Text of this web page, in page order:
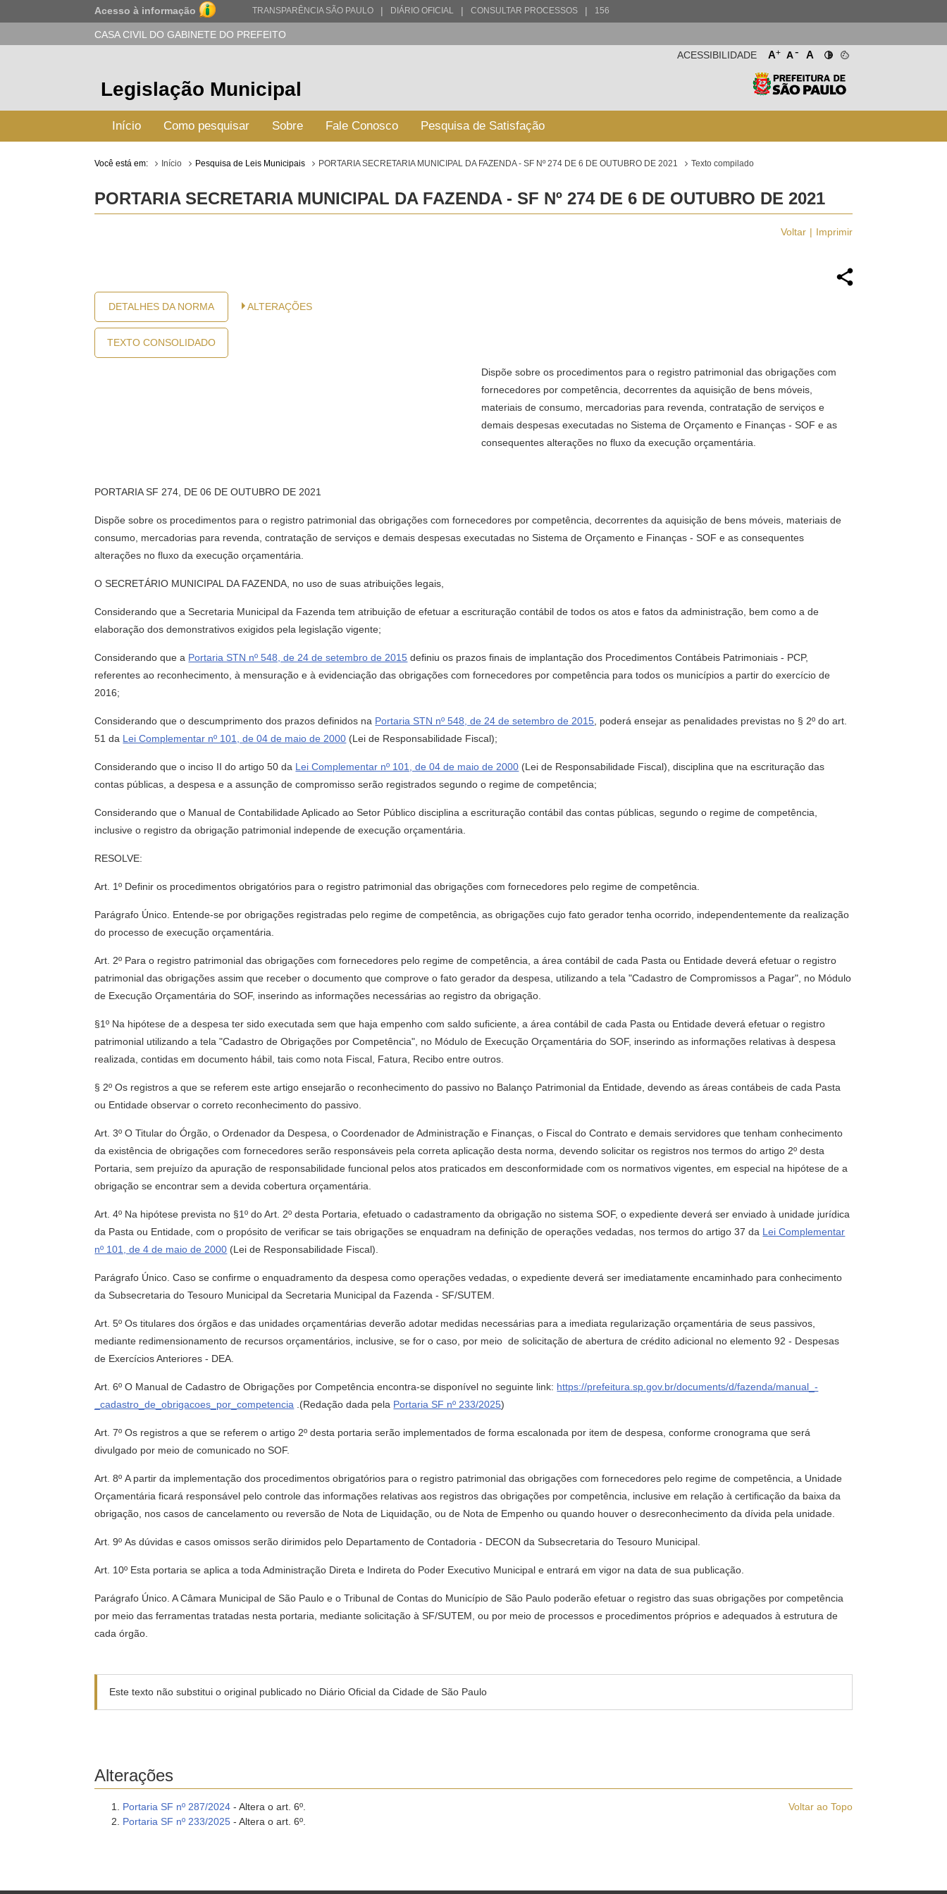
Acesso à informação TRANSPARÊNCIA SÃO PAULO | DIÁRIO OFICIAL | CONSULTAR PROCESSOS | 156
CASA CIVIL DO GABINETE DO PREFEITO
A+ A- A
ACESSIBILIDADE
Legislação Municipal
Início Como pesquisar Sobre Fale Conosco Pesquisa de Satisfação
Você está em: Início Pesquisa de Leis Municipais PORTARIA SECRETARIA MUNICIPAL DA FAZENDA - SF Nº 274 DE 6 DE OUTUBRO DE 2021 Texto compilado
PORTARIA SECRETARIA MUNICIPAL DA FAZENDA - SF Nº 274 DE 6 DE OUTUBRO DE 2021
Voltar Imprimir
DETALHES DA NORMA
TEXTO CONSOLIDADO
ALTERAÇÕES
Dispõe sobre os procedimentos para o registro patrimonial das obrigações com
fornecedores por competência, decorrentes da aquisição de bens móveis,
materiais de consumo, mercadorias para revenda, contratação de serviços e
demais despesas executadas no Sistema de Orçamento e Finanças - SOF e as
consequentes alterações no fluxo da execução orçamentária.
PORTARIA SF 274, DE 06 DE OUTUBRO DE 2021
Dispõe sobre os procedimentos para o registro patrimonial das obrigações com fornecedores por competência, decorrentes da aquisição de bens móveis, materiais de
consumo, mercadorias para revenda, contratação de serviços e demais despesas executadas no Sistema de Orçamento e Finanças - SOF e as consequentes
alterações no fluxo da execução orçamentária.
O SECRETÁRIO MUNICIPAL DA FAZENDA, no uso de suas atribuições legais,
Considerando que a Secretaria Municipal da Fazenda tem atribuição de efetuar a escrituração contábil de todos os atos e fatos da administração, bem como a de
elaboração dos demonstrativos exigidos pela legislação vigente;
Considerando que a Portaria STN nº 548, de 24 de setembro de 2015 definiu os prazos finais de implantação dos Procedimentos Contábeis Patrimoniais - PCP,
referentes ao reconhecimento, à mensuração e à evidenciação das obrigações com fornecedores por competência para todos os municípios a partir do exercício de
2016;
Considerando que o descumprimento dos prazos definidos na Portaria STN nº 548, de 24 de setembro de 2015 , poderá ensejar as penalidades previstas no § 2º do art.
51 da Lei Complementar nº 101, de 04 de maio de 2000 (Lei de Responsabilidade Fiscal);
Considerando que o inciso II do artigo 50 da Lei Complementar nº 101, de 04 de maio de 2000 (Lei de Responsabilidade Fiscal), disciplina que na escrituração das
contas públicas, a despesa e a assunção de compromisso serão registrados segundo o regime de competência;
Considerando que o Manual de Contabilidade Aplicado ao Setor Público disciplina a escrituração contábil das contas públicas, segundo o regime de competência,
inclusive o registro da obrigação patrimonial independe de execução orçamentária.
RESOLVE:
Art. 1º Definir os procedimentos obrigatórios para o registro patrimonial das obrigações com fornecedores pelo regime de competência.
Parágrafo Único. Entende-se por obrigações registradas pelo regime de competência, as obrigações cujo fato gerador tenha ocorrido, independentemente da realização
do processo de execução orçamentária.
Art. 2º Para o registro patrimonial das obrigações com fornecedores pelo regime de competência, a área contábil de cada Pasta ou Entidade deverá efetuar o registro
patrimonial das obrigações assim que receber o documento que comprove o fato gerador da despesa, utilizando a tela "Cadastro de Compromissos a Pagar", no Módulo
de Execução Orçamentária do SOF, inserindo as informações necessárias ao registro da obrigação.
§1º Na hipótese de a despesa ter sido executada sem que haja empenho com saldo suficiente, a área contábil de cada Pasta ou Entidade deverá efetuar o registro
patrimonial utilizando a tela "Cadastro de Obrigações por Competência", no Módulo de Execução Orçamentária do SOF, inserindo as informações relativas à despesa
realizada, contidas em documento hábil, tais como nota Fiscal, Fatura, Recibo entre outros.
§ 2º Os registros a que se referem este artigo ensejarão o reconhecimento do passivo no Balanço Patrimonial da Entidade, devendo as áreas contábeis de cada Pasta
ou Entidade observar o correto reconhecimento do passivo.
Art. 3º O Titular do Órgão, o Ordenador da Despesa, o Coordenador de Administração e Finanças, o Fiscal do Contrato e demais servidores que tenham conhecimento
da existência de obrigações com fornecedores serão responsáveis pela correta aplicação desta norma, devendo solicitar os registros nos termos do artigo 2º desta
Portaria, sem prejuízo da apuração de responsabilidade funcional pelos atos praticados em desconformidade com os normativos vigentes, em especial na hipótese de a
obrigação se encontrar sem a devida cobertura orçamentária.
Art. 4º Na hipótese prevista no §1º do Art. 2º desta Portaria, efetuado o cadastramento da obrigação no sistema SOF, o expediente deverá ser enviado à unidade jurídica
da Pasta ou Entidade, com o propósito de verificar se tais obrigações se enquadram na definição de operações vedadas, nos termos do artigo 37 da Lei Complementar
nº 101, de 4 de maio de 2000 (Lei de Responsabilidade Fiscal).
Parágrafo Único. Caso se confirme o enquadramento da despesa como operações vedadas, o expediente deverá ser imediatamente encaminhado para conhecimento
da Subsecretaria do Tesouro Municipal da Secretaria Municipal da Fazenda - SF/SUTEM.
Art. 5º Os titulares dos órgãos e das unidades orçamentárias deverão adotar medidas necessárias para a imediata regularização orçamentária de seus passivos,
mediante redimensionamento de recursos orçamentários, inclusive, se for o caso, por meio de solicitação de abertura de crédito adicional no elemento 92 - Despesas
de Exercícios Anteriores - DEA.
Art. 6º O Manual de Cadastro de Obrigações por Competência encontra-se disponível no seguinte link: https://prefeitura.sp.gov.br/documents/d/fazenda/manual_-
_cadastro_de_obrigacoes_por_competencia .(Redação dada pela Portaria SF nº 233/2025)
Art. 7º Os registros a que se referem o artigo 2º desta portaria serão implementados de forma escalonada por item de despesa, conforme cronograma que será
divulgado por meio de comunicado no SOF.
Art. 8º A partir da implementação dos procedimentos obrigatórios para o registro patrimonial das obrigações com fornecedores pelo regime de competência, a Unidade
Orçamentária ficará responsável pelo controle das informações relativas aos registros das obrigações por competência, inclusive em relação à certificação da baixa da
obrigação, nos casos de cancelamento ou reversão de Nota de Liquidação, ou de Nota de Empenho ou quando houver o desreconhecimento da dívida pela unidade.
Art. 9º As dúvidas e casos omissos serão dirimidos pelo Departamento de Contadoria - DECON da Subsecretaria do Tesouro Municipal.
Art. 10º Esta portaria se aplica a toda Administração Direta e Indireta do Poder Executivo Municipal e entrará em vigor na data de sua publicação.
Parágrafo Único. A Câmara Municipal de São Paulo e o Tribunal de Contas do Município de São Paulo poderão efetuar o registro das suas obrigações por competência
por meio das ferramentas tratadas nesta portaria, mediante solicitação à SF/SUTEM, ou por meio de processos e procedimentos próprios e adequados à estrutura de
cada órgão.
Este texto não substitui o original publicado no Diário Oficial da Cidade de São Paulo
Alterações
Voltar ao Topo
Portaria SF nº 287/2024 - Altera o art. 6º.
Portaria SF nº 233/2025 - Altera o art. 6º.